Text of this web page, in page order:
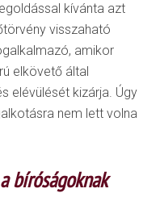
kívánta azt
visszaható
amikor
elkövető által
elévülését kizárja. Úgy
nem lett volna
bíróságoknak